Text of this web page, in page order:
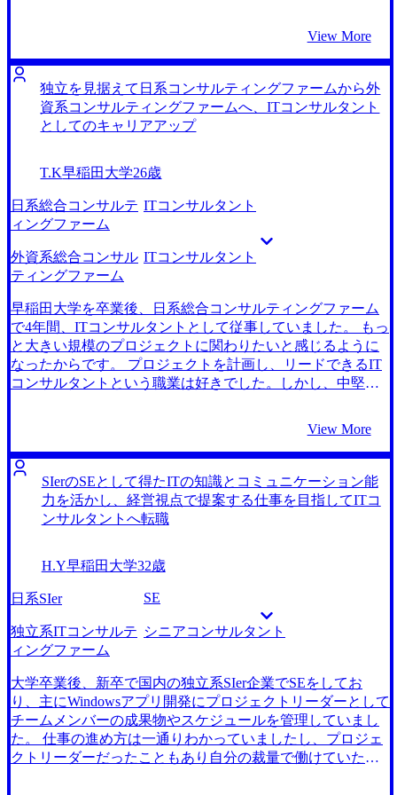
た。 面接対策には特に感謝しています。ケース面接は初め
てだったので最初はボロボロだったのですが、どういった
教材でインプットするべきか、何を意識してアウトプット
するべきかなどのハウトゥーを詳しく教えていただきまし
た。また模擬面接を実施していただき、本番さながらの緊
張感で練習することができました。 おかげで本番のケース
ァームから内定をいただきました。 まずは何より待遇が大
間も前職より短くなりました。コンサル業界ではとにかく
ハードワークが強要されるイメージだったので、嬉しい驚
きでした。 まともな志望動機を用意するのに苦労しまし
た。元々待遇が不満で転職を決めたのですがそれをそのま
ま伝えるわけにもいかず、納得感のある志望動機を作る必
要がありました。藤谷さんの助言も多分に頂きながら、な
んとか形にすることができました。 転職前は年収550万円、
転職後は年収750万円になりました。 ゆくゆくは事業会社の
CTOとして活躍したいと考えています。そのためにもプロ
ジェクトを通じて自分の技術力を高めつつ、マネジメント
いによって評価をされる自律的な雰囲気を魅力に感じてい
ました。しかし、実際には上司の一言でチームの意思決定
が大幅に変わることもあり、自己決定権が少なく不満を募
らせていました。 また、業務内容に関しても、現実に存在
する課題に自身の知識とスキルを活かして対処したいと考
営者と協働し、その企業の課題分析から戦略の実行支援ま
で行っていると話していました。また、自身の能力が正当
に評価される環境だとも言っていました。 若い頃から裁量
を持って働くことができ、実力主義な環境であるコンサル
ティングファームに大きな魅力を感じました。 また、ITコ
ンサルタントとしてなら、自身の経験とスキルを活かし、
ました。 MyVisionの1社のみです。初回面談でコンサルティ
ングファームへの解像度の高さを感じたからです。 転職を
考え始めた当初から、ITコンサルタントを志望していたの
で、コンサルティングファームに精通しているMyVisionさ
んにお願いしました。 特に、ゲーム作成の際に私が重視し
ルタントに興味がありました。初回面談の際に、想像より
多くのCRMコンサルタントの選択肢を伝えていただけて驚
きました。 そして、担当の藤谷さんが多数のエンジニアの
転職支援経験をお持ちで、エンジニアの悩みやスキルへの
解像度が高かったことが最大の理由です。より私の希望に
合ったファームを見つけてくれるように感じたので安心し
ムに就職するには必須のケース面接の練習に何度も付き合
をもとにフィードバックを行っていただけるのはMyVision
さんならではかと思います。 さらにエンジニアとしての自
身の活動を知識やスキルベースで押し出しすぎていて、コ
ンサルタントを志望するうえで必要なコミュニケーション
能力などのアピールポイントが足りないという指摘のおか
げで、私のコンサルタント志望としての意識も変わりまし
た。 私は、新卒時はコンサルティングファームをあまり見
ていなかったので、ケース面接はほとんど初めてという状
態でした。しかし、いただいたフィードバックがわかりや
View More
独立を見据えて日系コンサルティングファームから外
資系コンサルティングファームへ、ITコンサルタント
としてのキャリアアップ
T.K早稲田大学26歳
日系総合コンサルテ
ィングファーム
ITコンサルタント
外資系総合コンサル
ティングファーム
ITコンサルタント
早稲田大学を卒業後、日系総合コンサルティングファーム
で4年間、ITコンサルタントとして従事していました。 もっ
と大きい規模のプロジェクトに関わりたいと感じるように
なったからです。 プロジェクトを計画し、リードできるIT
コンサルタントという職業は好きでした。しかし、中堅企
らに、元々ゼネラリストよりもスペシャリスト志向であっ
たことや、特定の組織や人間関係に縛られて生きるのが苦
手だったこともあり、将来的には独立してフリーランスの
ITコンサルタントになりたいという思いがありました。そ
のため、外資系ファームで大規模なプロジェクトの経験も
的にフリーランスのITコンサルタントになろうと考えてい
たため、よりスキル・経験を磨けそうなITコンサルタント
への転職に絞って検討しました。しかし、外資系コンサル
ティングファームに入れば確実に大規模なプロジェクトに
関われるのかという不安はありました。そのため、外資系
ました。彼の話では、自身の希望するプロジェクトを伝え
かつ実力が備わっていれば、考慮してもらえる環境だとい
うことでした。 これを受けて、外資系のファームに転職す
ることを決めました。 1社です。 私は、コンサルタントに
絞って転職しようと考えていたため、コンサルタント専門
View More
SIerのSEとして得たITの知識とコミュニケーション能
力を活かし、経営視点で提案する仕事を目指してITコ
ンサルタントへ転職
H.Y早稲田大学32歳
日系SIer SE
独立系ITコンサルテ
ィングファーム
シニアコンサルタント
大学卒業後、新卒で国内の独立系SIer企業でSEをしてお
り、主にWindowsアプリ開発にプロジェクトリーダーとして
チームメンバーの成果物やスケジュールを管理していまし
た。 仕事の進め方は一通りわかっていましたし、プロジェ
クトリーダーだったこともあり自分の裁量で働けていたの